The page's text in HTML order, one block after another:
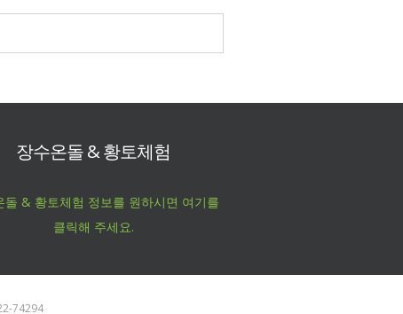
장수온돌 & 황토체험
돌 & 황토체험 정보를 원하시면 여기를
클릭해 주세요.
74294